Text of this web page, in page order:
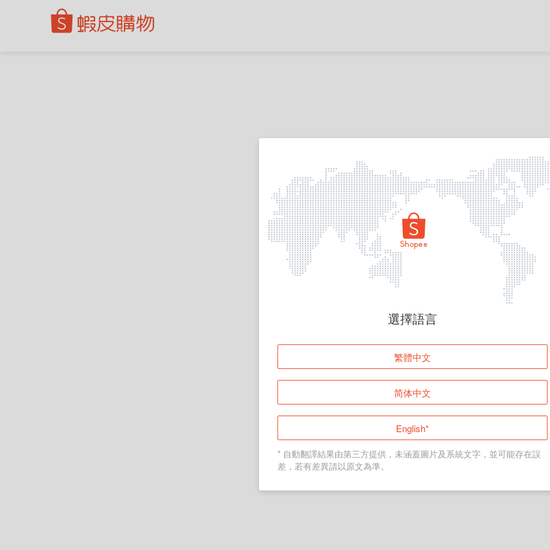
頁面無法顯示
登入
返回首頁
選擇語言
繁體中文
简体中文
English*
* 自動翻譯結果由第三方提供，未涵蓋圖片及系統文字，並可能存在誤
差，若有差異請以原文為準。